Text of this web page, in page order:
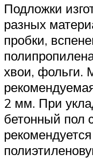
Подложки
разных
пробки,
хвои, фольги.
2 мм. При
бетонный пол